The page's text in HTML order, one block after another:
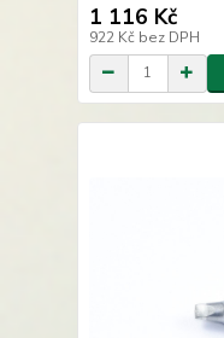
1 116 Kč
922 Kč bez DPH